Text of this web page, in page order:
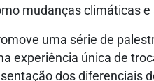
mudanças climáticas
uma série de
experiência única de
dos diferenciais